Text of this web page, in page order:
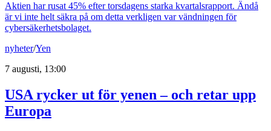
Aktien har rusat 45% efter torsdagens starka kvartalsrapport. Ändå
är vi inte helt säkra på om detta verkligen var vändningen för
cybersäkerhetsbolaget.
nyheter/Yen
7 augusti, 13:00
USA rycker ut för yenen – och retar upp
Europa